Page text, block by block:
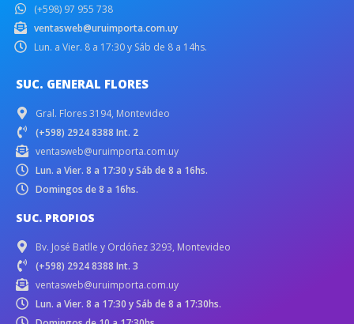
(+598) 97 955 738
ventasweb@uruimporta.com.uy
Lun. a Vier. 8 a 17:30 y Sáb de 8 a 14hs.
SUC. GENERAL FLORES
Gral. Flores 3194, Montevideo
(+598) 2924 8388 Int. 2
ventasweb@uruimporta.com.uy
Lun. a Vier. 8 a 17:30 y Sáb de 8 a 16hs.
Domingos de 8 a 16hs.
SUC. PROPIOS
Bv. José Batlle y Ordóñez 3293, Montevideo
(+598) 2924 8388 Int. 3
ventasweb@uruimporta.com.uy
Lun. a Vier. 8 a 17:30 y Sáb de 8 a 17:30hs.